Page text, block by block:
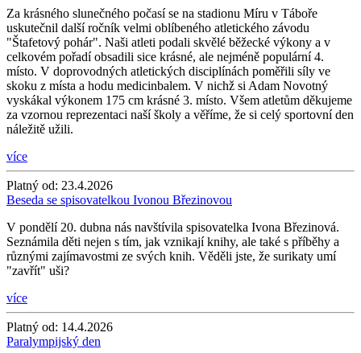
Za krásného slunečného počasí se na stadionu Míru v Táboře
uskutečnil další ročník velmi oblíbeného atletického závodu
"Štafetový pohár". Naši atleti podali skvělé běžecké výkony a v
celkovém pořadí obsadili sice krásné, ale nejméně populární 4.
místo. V doprovodných atletických disciplínách poměřili síly ve
skoku z místa a hodu medicinbalem. V nichž si Adam Novotný
vyskákal výkonem 175 cm krásné 3. místo. Všem atletům děkujeme
za vzornou reprezentaci naší školy a věříme, že si celý sportovní den
náležitě užili.
více
Platný od: 23.4.2026
Beseda se spisovatelkou Ivonou Březinovou
V pondělí 20. dubna nás navštívila spisovatelka Ivona Březinová.
Seznámila děti nejen s tím, jak vznikají knihy, ale také s příběhy a
různými zajímavostmi ze svých knih. Věděli jste, že surikaty umí
"zavřít" uši?
více
Platný od: 14.4.2026
Paralympijský den